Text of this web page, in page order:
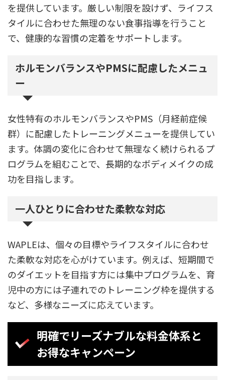
を提供しています。厳しい制限を設けず、ライフス
タイルに合わせた無理のない食事指導を行うこと
で、健康的な習慣の定着をサポートします。
ホルモンバランスやPMSに配慮したメニュ
ー
女性特有のホルモンバランスやPMS（月経前症候
群）に配慮したトレーニングメニューを提供してい
ます。体調の変化に合わせて無理なく続けられるプ
ログラムを組むことで、長期的なボディメイクの成
功を目指します。
一人ひとりに合わせた柔軟な対応
WAPLEは、個々の目標やライフスタイルに合わせ
た柔軟な対応を心がけています。例えば、短期間で
のダイエットを目指す方には集中プログラムを、育
児中の方には子連れでのトレーニング枠を提供する
など、多様なニーズに応えています。
明確でリーズナブルな料金体系と
お得なキャンペーン